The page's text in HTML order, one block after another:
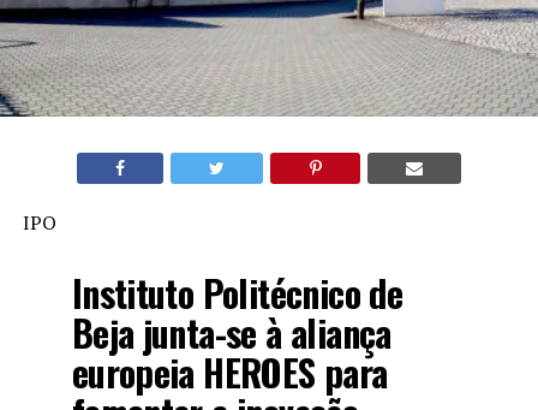
IPO
Instituto Politécnico de
Beja junta-se à aliança
europeia HEROES para